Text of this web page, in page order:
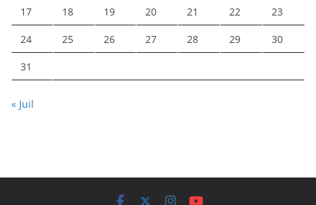
17 18 19 20 21 22 23
24 25 26 27 28 29 30
31
« Juil